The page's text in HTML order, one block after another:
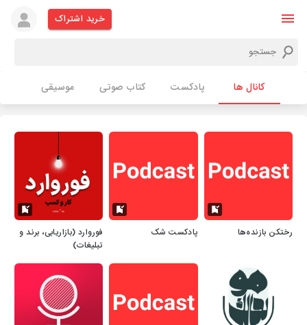
خرید اشتراک
کانال ها پادکست کتاب صوتی موسیقی
رختکن بازنده‌ها پادکست شک
فوروارد (بازاریابی، برند و
تبلیغات)